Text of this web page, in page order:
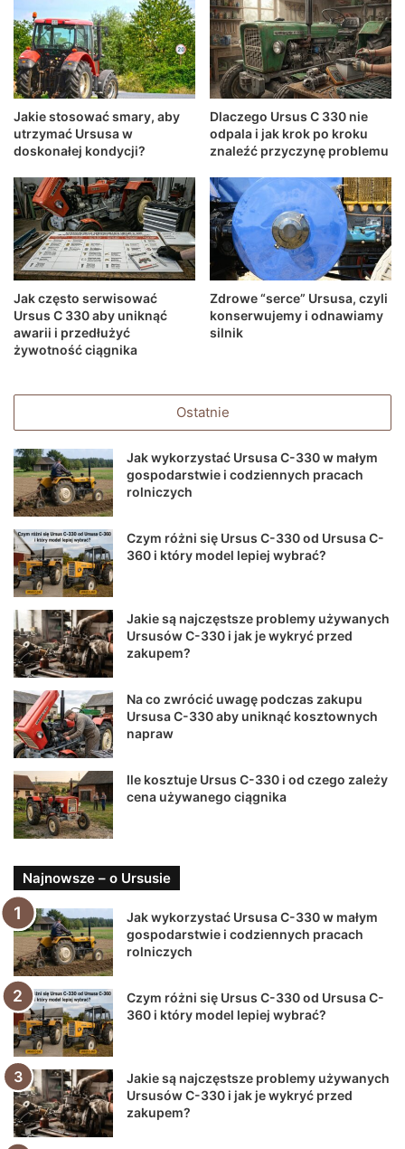
Jakie stosować smary, aby
utrzymać Ursusa w
doskonałej kondycji?
Dlaczego Ursus C 330 nie
odpala i jak krok po kroku
znaleźć przyczynę problemu
Jak często serwisować
Ursus C 330 aby uniknąć
awarii i przedłużyć
żywotność ciągnika
Zdrowe “serce” Ursusa, czyli
konserwujemy i odnawiamy
silnik
Ostatnie
Jak wykorzystać Ursusa C-330 w małym
gospodarstwie i codziennych pracach
rolniczych
Czym różni się Ursus C-330 od Ursusa C-
360 i który model lepiej wybrać?
Jakie są najczęstsze problemy używanych
Ursusów C-330 i jak je wykryć przed
zakupem?
Na co zwrócić uwagę podczas zakupu
Ursusa C-330 aby uniknąć kosztownych
napraw
Ile kosztuje Ursus C-330 i od czego zależy
cena używanego ciągnika
Najnowsze – o Ursusie
Jak wykorzystać Ursusa C-330 w małym
gospodarstwie i codziennych pracach
rolniczych
Czym różni się Ursus C-330 od Ursusa C-
360 i który model lepiej wybrać?
Jakie są najczęstsze problemy używanych
Ursusów C-330 i jak je wykryć przed
zakupem?